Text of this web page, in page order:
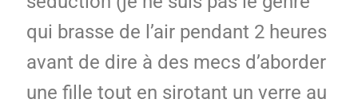
qui brasse de l’air pendant 2 heures
avant de dire à des mecs d’aborder
une fille tout en sirotant un verre au